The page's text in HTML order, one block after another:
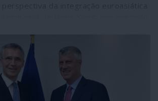
de olhar por cima para a Ásia como
tenha agora dificuldade em
“Extremo Ocidente” da Ásia